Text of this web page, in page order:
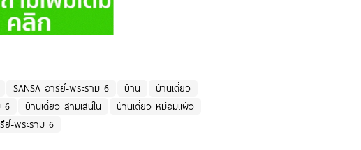
SANSA อารีย์-พระราม 6 บ้าน
บ้านเดี่ยว
6
บ้านเดี่ยว สามเสนใน
บ้านเดี่ยว หม่อมแผ้ว
ย์-พระราม 6